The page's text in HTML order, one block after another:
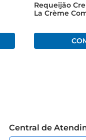
Requeijão
La Crème
Central de